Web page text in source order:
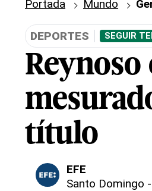
Portada Mundo
DEPORTES SEGUIR
Reynoso
título
EFE
Santo Domingo -